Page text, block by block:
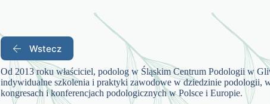
Wstecz
Od 2013 roku właściciel, podolog w Śląskim Centrum Podologii w
indywidualne szkolenia i praktyki zawodowe w dziedzinie podologii,
kongresach i konferencjach podologicznych w Polsce i Europie.